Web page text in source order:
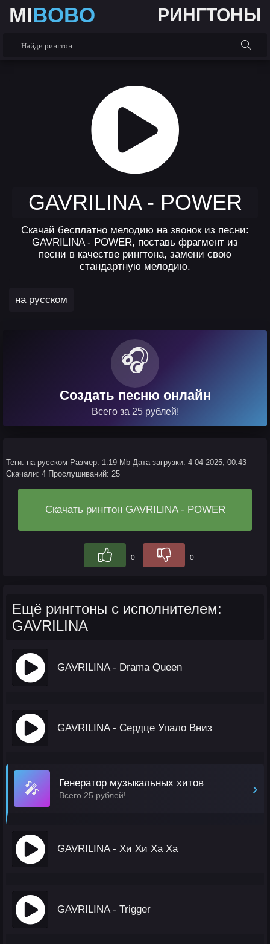
MIBOBO РИНГТОНЫ
GAVRILINA - POWER
Скачай бесплатно мелодию на звонок из песни:
GAVRILINA - POWER, поставь фрагмент из
песни в качестве рингтона, замени свою
стандартную мелодию.
на русском
🎧
Создать песню онлайн
Всего за 25 рублей!
Теги: на русском Размер: 1.19 Mb Дата загрузки: 4-04-2025, 00:43
Скачали: 4 Прослушиваний: 25
Скачать рингтон GAVRILINA - POWER
0 0
Ещё рингтоны с исполнителем:
GAVRILINA
GAVRILINA - Drama Queen
GAVRILINA - Сердце Упало Вниз
🎤 Генератор музыкальных хитов
Всего 25 рублей! ›
GAVRILINA - Хи Хи Ха Ха
GAVRILINA - Trigger